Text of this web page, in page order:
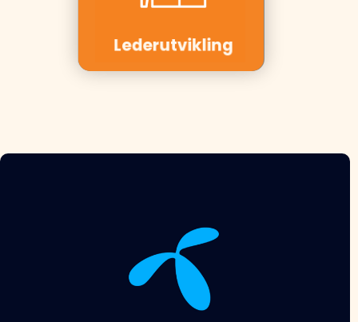
Lederutvikling